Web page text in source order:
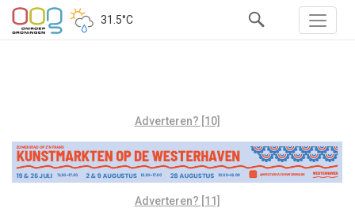
31.5°C
Adverteren? [10]
Adverteren? [11]